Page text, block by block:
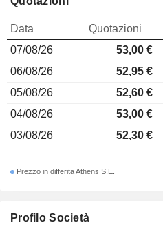
Profilo Società
Data Quotazioni
07/08/26
53,00 €
06/08/26
52,95 €
05/08/26
52,60 €
04/08/26
53,00 €
03/08/26
52,30 €
Prezzo in differita Athens S.E.